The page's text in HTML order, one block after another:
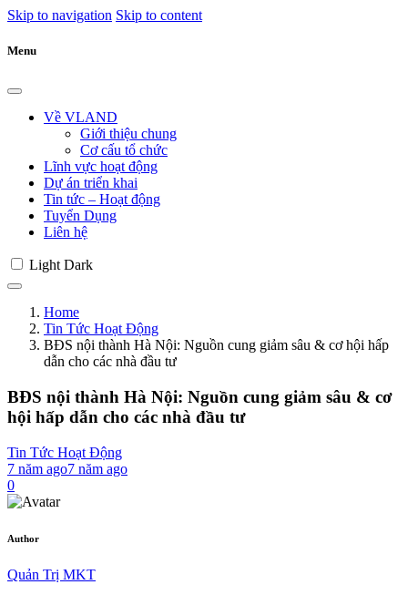
Skip to navigation Skip to content
Menu
Về VLAND
Giới thiệu chung
Cơ cấu tổ chức
Lĩnh vực hoạt động
Dự án triển khai
Tin tức – Hoạt động
Tuyển Dụng
Liên hệ
Light Dark
Home
Tin Tức Hoạt Động
BĐS nội thành Hà Nội: Nguồn cung giảm sâu & cơ hội hấp
dẫn cho các nhà đầu tư
BĐS nội thành Hà Nội: Nguồn cung giảm sâu & cơ
hội hấp dẫn cho các nhà đầu tư
Tin Tức Hoạt Động
7 năm ago7 năm ago
0
Author
Quản Trị MKT